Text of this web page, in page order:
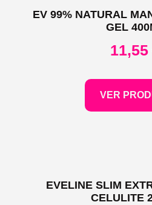
EV 99% NATURAL
GEL
11,55
VER
EVELINE SLIM
CELULITE